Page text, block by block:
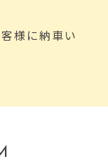
様に納車い